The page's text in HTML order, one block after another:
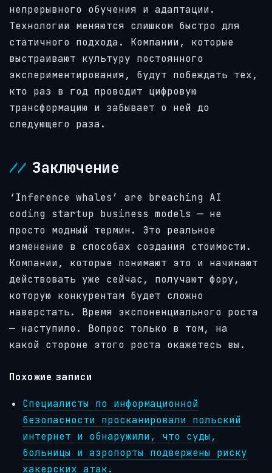
непрерывного обучения и адаптации.
Технологии меняются слишком быстро для
статичного подхода. Компании, которые
выстраивают культуру постоянного
экспериментирования, будут побеждать тех,
кто раз в год проводит цифровую
трансформацию и забывает о ней до
следующего раза.
Заключение
‘Inference whales’ are breaching AI
coding startup business models — не
просто модный термин. Это реальное
изменение в способах создания стоимости.
Компании, которые понимают это и начинают
действовать уже сейчас, получают фору,
которую конкурентам будет сложно
наверстать. Время экспоненциального роста
— наступило. Вопрос только в том, на
какой стороне этого роста окажетесь вы.
Похожие записи
Специалисты по информационной
безопасности просканировали польский
интернет и обнаружили, что суды,
больницы и аэропорты подвержены риску
хакерских атак.